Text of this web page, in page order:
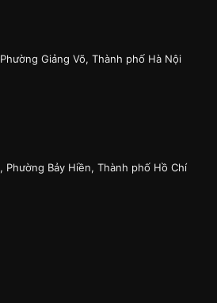
Giảng Võ, Thành phố Hà Nội
Phường Bảy Hiền, Thành phố Hồ Chí